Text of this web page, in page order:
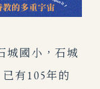
國小，石城
有105年的